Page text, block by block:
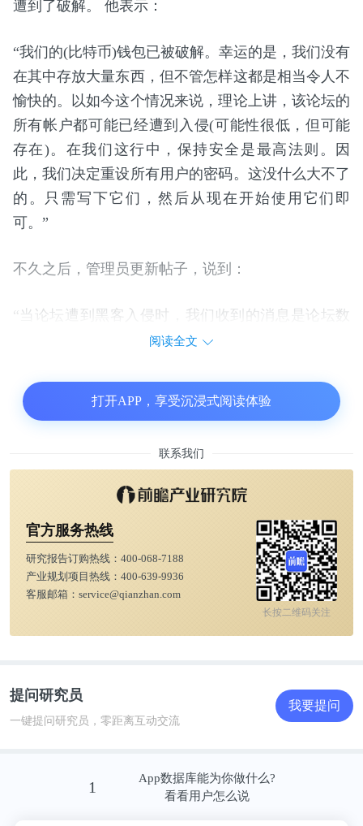
遭到了破解。 他表示：
“我们的(比特币)钱包已被破解。幸运的是，我们没有
在其中存放大量东西，但不管怎样这都是相当令人不
愉快的。以如今这个情况来说，理论上讲，该论坛的
所有帐户都可能已经遭到入侵(可能性很低，但可能
存在)。在我们这行中，保持安全是最高法则。因
此，我们决定重设所有用户的密码。这没什么大不了
的。只需写下它们，然后从现在开始使用它们即
可。”
不久之后，管理员更新帖子，说到：
“当论坛遭到黑客入侵时，我们收到的消息是论坛数
据库已被窃取。每个人的帐户密码都被强制重置。将
2月15日，管理员发布了一封据称代表入侵者发送的
了Verified的域名注册商。
攻击者解释说，“现在应该很清楚，论坛管理部门在
这件事的安全性方面做得还不够。”“很可能是出于懒
惰或无能，他们放弃了整个事情。但令我们感到惊讶
的是，他们保存了所有用户数据，包括cookie、引荐
来源网址、首次注册的IP地址、登录分析等内容。”
阅读全文
打开APP，享受沉浸式阅读体验
联系我们
官方服务热线
研究报告订购热线： 400-068-7188
产业规划项目热线： 400-639-9936
客服邮箱： service@qianzhan.com
长按二维码关注
提问研究员
一键提问研究员，零距离互动交流
我要提问
1
App数据库能为你做什么?
看看用户怎么说